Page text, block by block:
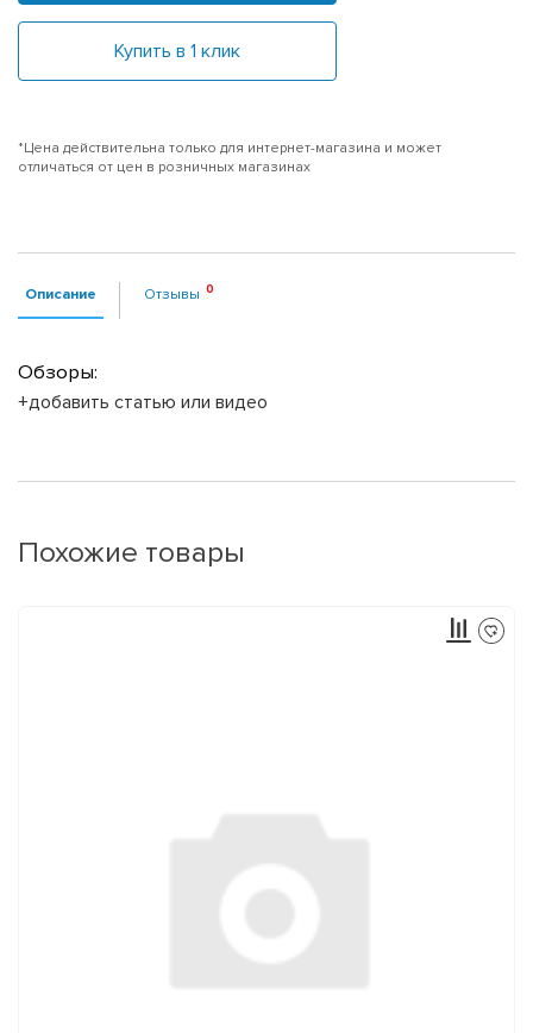
Купить в 1 клик
*Цена действительна только для интернет-магазина и может
отличаться от цен в розничных магазинах
Описание Отзывы
Обзоры:
+добавить статью или видео
Похожие товары